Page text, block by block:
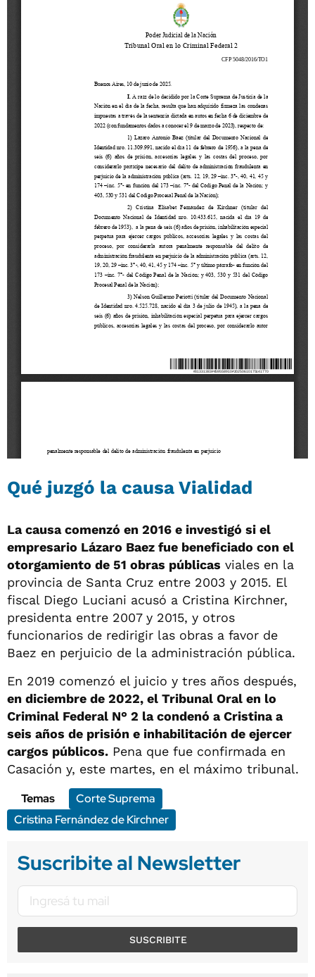
Qué juzgó la causa Vialidad
La causa comenzó en 2016 e investigó si el
empresario Lázaro Baez fue beneficiado con el
otorgamiento de 51 obras públicas viales en la
provincia de Santa Cruz entre 2003 y 2015. El
fiscal Diego Luciani acusó a Cristina Kirchner,
presidenta entre 2007 y 2015, y otros
funcionarios de redirigir las obras a favor de
Baez en perjuicio de la administración pública.
En 2019 comenzó el juicio y tres años después,
en diciembre de 2022, el Tribunal Oral en lo
Criminal Federal N° 2 la condenó a Cristina a
seis años de prisión e inhabilitación de ejercer
cargos públicos. Pena que fue confirmada en
Casación y, este martes, en el máximo tribunal.
Temas
Corte Suprema
Cristina Fernández de Kirchner
Suscribite al Newsletter
SUSCRIBITE